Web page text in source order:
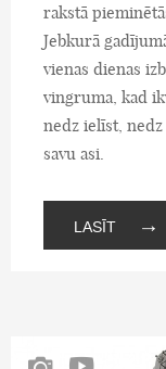
rakstā
Jebkurā
vienas dienas
vingruma, kad
nedz ielīst,
savu asi.
LASĪT →